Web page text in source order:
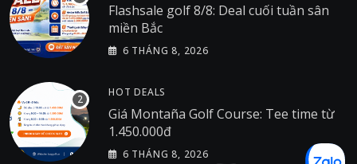
Flashsale golf 8/8: Deal cuối tuần sân
miền Bắc
6 THÁNG 8, 2026
HOT DEALS
Giá Montaña Golf Course: Tee time từ
1.450.000đ
6 THÁNG 8, 2026